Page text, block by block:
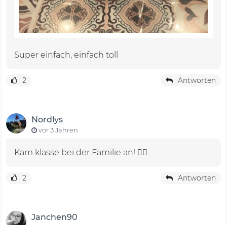
Super einfach, einfach toll
2 Antworten
Nordlys
vor 3 Jahren
Kam klasse bei der Familie an! 👍🏻
2 Antworten
Janchen90